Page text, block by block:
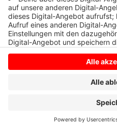
Anzeige